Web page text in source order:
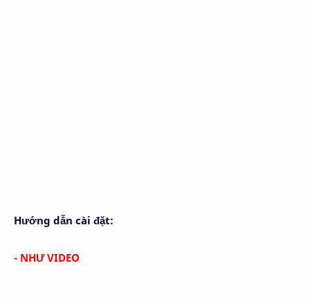
Hướng dẫn cài đặt:
- NHƯ VIDEO